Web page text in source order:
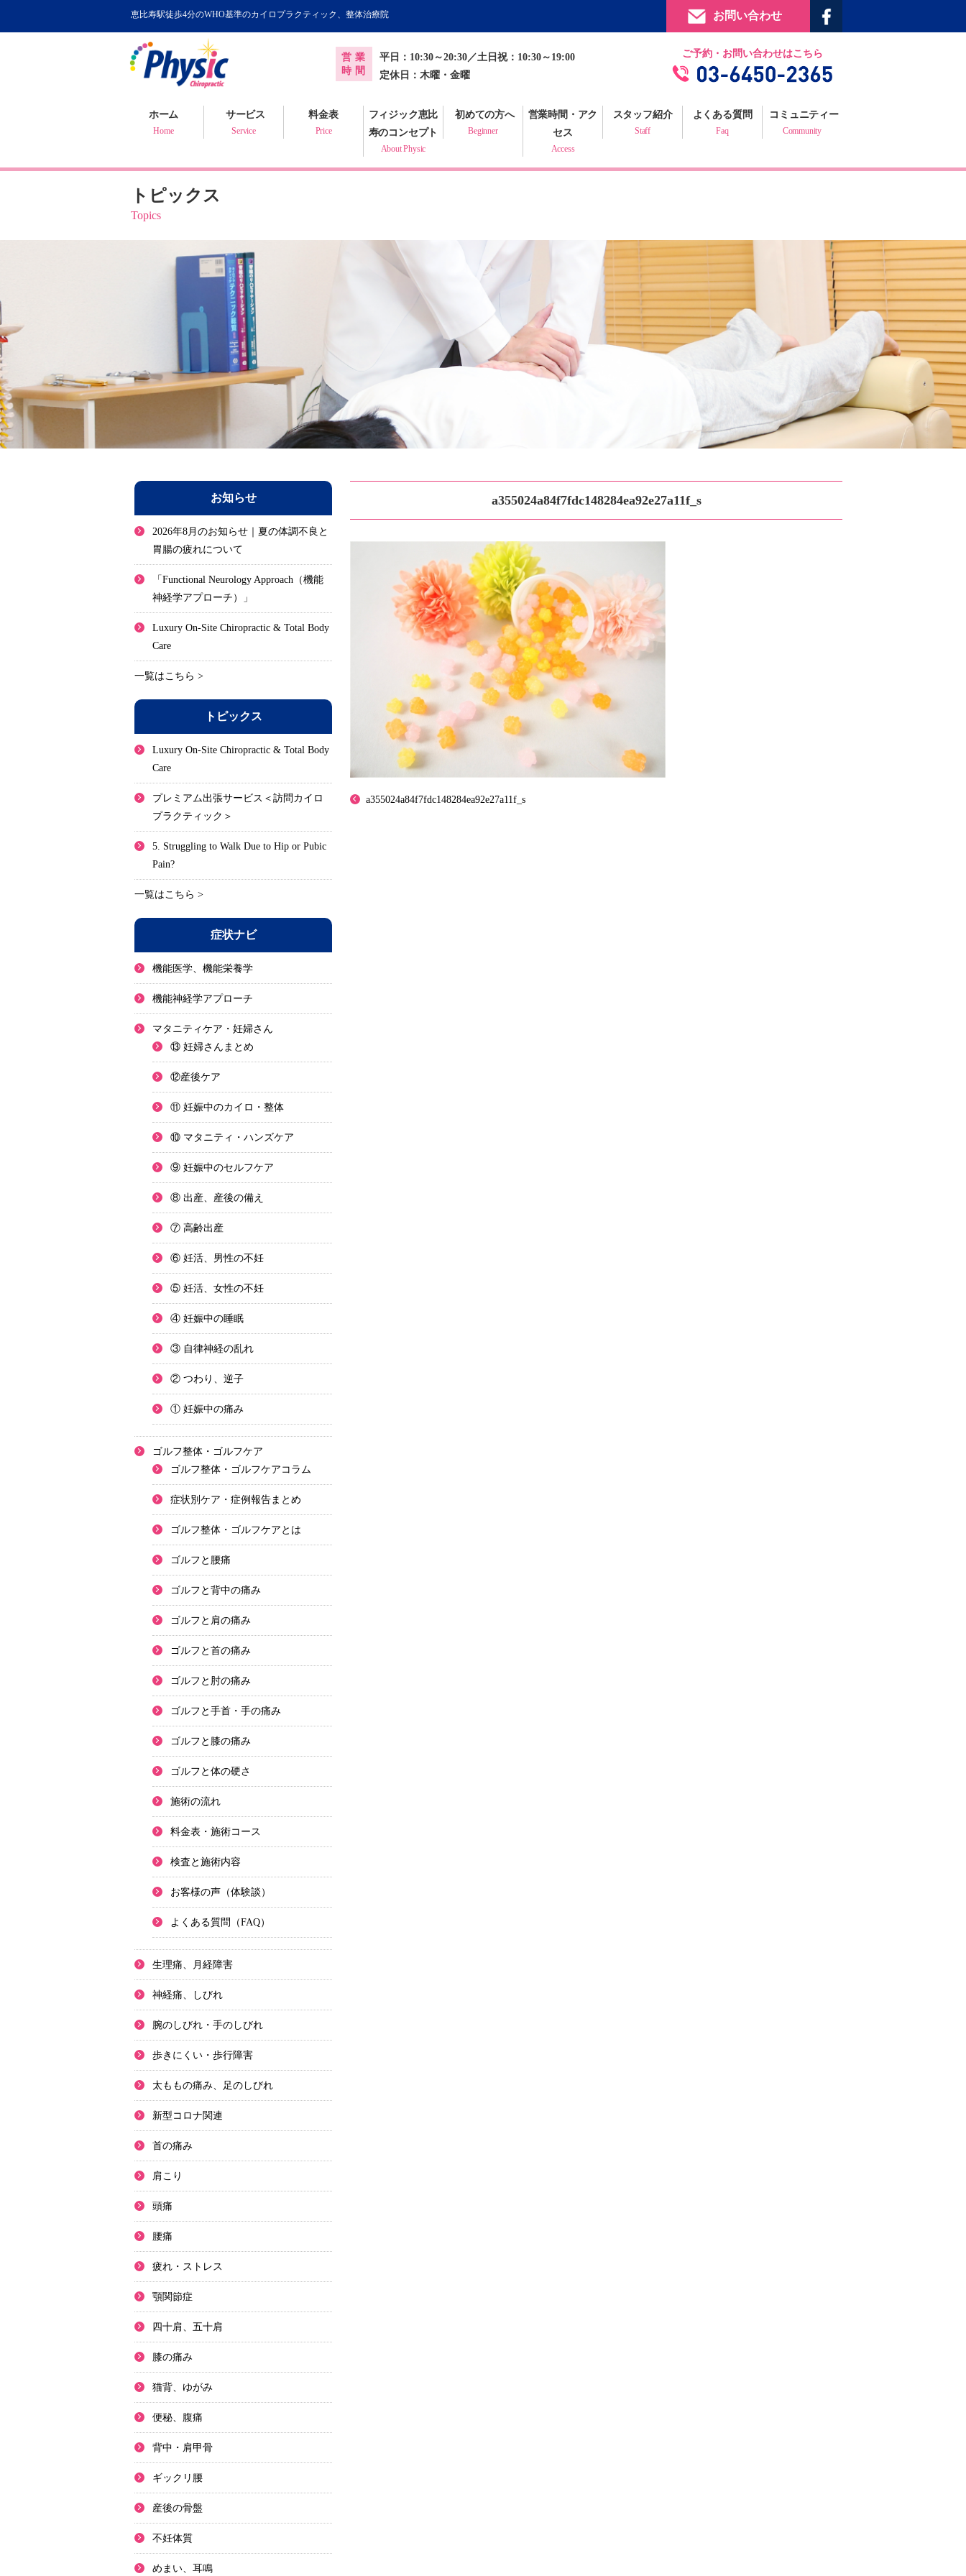
恵比寿駅徒歩4分のWHO基準のカイロプラクティック、整体治療院 お問い合わせ
営業
時間
平日：10:30～20:30／土日祝：10:30～19:00
定休日：木曜・金曜
ご予約・お問い合わせはこちら
ホーム
Home
サービス
Service
カイロプラクティック
WHOが認めるカイロプラクティック
健康判断・体質チェック
料金表
Price
フィジック恵比
寿のコンセプト
About Physic
初めての方へ
Beginner
オンライン健康調査票
営業時間・アク
セス
Access
スタッフ紹介
Staff
よくある質問
Faq
コミュニティー
Community
提携施設
フィジックスマイルギャラリー
プロフェッショナルからの推薦状
トピックス
Topics
a355024a84f7fdc148284ea92e27a11f_s
a355024a84f7fdc148284ea92e27a11f_s
お知らせ
2026年8月のお知らせ｜夏の体調不良と
胃腸の疲れについて
「Functional Neurology Approach（機能
神経学アプローチ）」
Luxury On-Site Chiropractic & Total Body
Care
一覧はこちら >
トピックス
Luxury On-Site Chiropractic & Total Body
Care
プレミアム出張サービス＜訪問カイロ
プラクティック＞
5. Struggling to Walk Due to Hip or Pubic
Pain?
一覧はこちら >
症状ナビ
機能医学、機能栄養学
機能神経学アプローチ
マタニティケア・妊婦さん
⑬ 妊婦さんまとめ
⑫産後ケア
⑪ 妊娠中のカイロ・整体
⑩ マタニティ・ハンズケア
⑨ 妊娠中のセルフケア
⑧ 出産、産後の備え
⑦ 高齢出産
⑥ 妊活、男性の不妊
⑤ 妊活、女性の不妊
④ 妊娠中の睡眠
③ 自律神経の乱れ
② つわり、逆子
① 妊娠中の痛み
ゴルフ整体・ゴルフケア
ゴルフ整体・ゴルフケアコラム
症状別ケア・症例報告まとめ
ゴルフ整体・ゴルフケアとは
ゴルフと腰痛
ゴルフと背中の痛み
ゴルフと肩の痛み
ゴルフと首の痛み
ゴルフと肘の痛み
ゴルフと手首・手の痛み
ゴルフと膝の痛み
ゴルフと体の硬さ
施術の流れ
料金表・施術コース
検査と施術内容
お客様の声（体験談）
よくある質問（FAQ）
生理痛、月経障害
神経痛、しびれ
腕のしびれ・手のしびれ
歩きにくい・歩行障害
太ももの痛み、足のしびれ
新型コロナ関連
首の痛み
肩こり
頭痛
腰痛
疲れ・ストレス
顎関節症
四十肩、五十肩
膝の痛み
猫背、ゆがみ
便秘、腹痛
背中・肩甲骨
ギックリ腰
産後の骨盤
不妊体質
めまい、耳鳴